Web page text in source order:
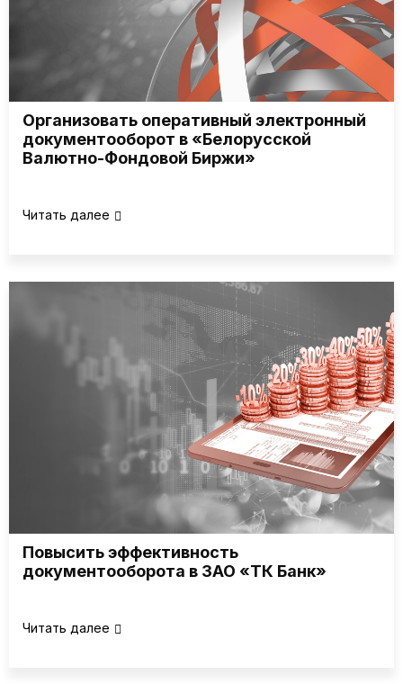
Организовать оперативный электронный
документооборот в «Белорусской
Валютно-Фондовой Биржи»
Читать далее
Повысить эффективность
документооборота в ЗАО «ТК Банк»
Читать далее